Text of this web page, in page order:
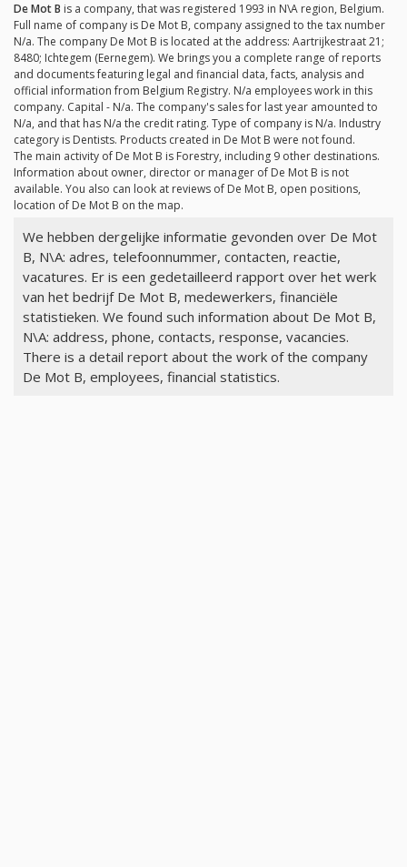
De Mot B is a company, that was registered 1993 in N\A region, Belgium.
Full name of company is De Mot B, company assigned to the tax number
N/a. The company De Mot B is located at the address: Aartrijkestraat 21;
8480; Ichtegem (Eernegem). We brings you a complete range of reports
and documents featuring legal and financial data, facts, analysis and
official information from Belgium Registry. N/a employees work in this
company. Capital - N/a. The company's sales for last year amounted to
N/a, and that has N/a the credit rating. Type of company is N/a. Industry
category is Dentists. Products created in De Mot B were not found.
The main activity of De Mot B is Forestry, including 9 other destinations.
Information about owner, director or manager of De Mot B is not
available. You also can look at reviews of De Mot B, open positions,
location of De Mot B on the map.
We hebben dergelijke informatie gevonden over De Mot
B, N\A: adres, telefoonnummer, contacten, reactie,
vacatures. Er is een gedetailleerd rapport over het werk
van het bedrijf De Mot B, medewerkers, financiële
statistieken. We found such information about De Mot B,
N\A: address, phone, contacts, response, vacancies.
There is a detail report about the work of the company
De Mot B, employees, financial statistics.